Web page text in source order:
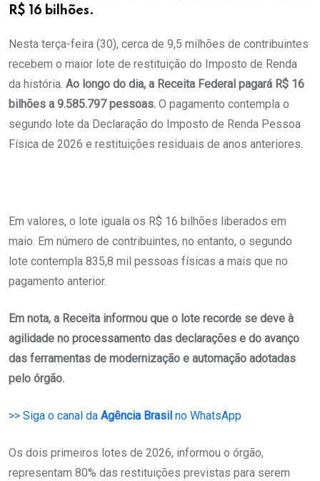
R$ 16 bilhões.
Nesta terça-feira (30), cerca de 9,5 milhões de contribuintes
recebem o maior lote de restituição do Imposto de Renda
da história. Ao longo do dia, a Receita Federal pagará R$ 16
bilhões a 9.585.797 pessoas. O pagamento contempla o
segundo lote da Declaração do Imposto de Renda Pessoa
Física de 2026 e restituições residuais de anos anteriores.
Em valores, o lote iguala os R$ 16 bilhões liberados em
maio. Em número de contribuintes, no entanto, o segundo
lote contempla 835,8 mil pessoas físicas a mais que no
pagamento anterior.
Em nota, a Receita informou que o lote recorde se deve à
agilidade no processamento das declarações e do avanço
das ferramentas de modernização e automação adotadas
pelo órgão.
>> Siga o canal da Agência Brasil no WhatsApp
Os dois primeiros lotes de 2026, informou o órgão,
representam 80% das restituições previstas para serem